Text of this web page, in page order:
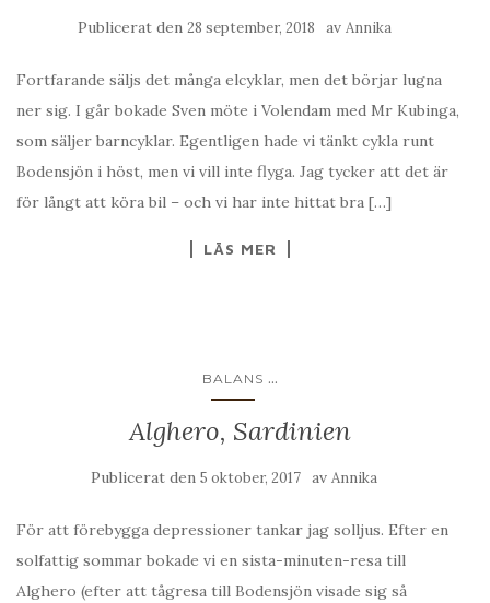
Publicerat den 28 september, 2018 av Annika
Fortfarande säljs det många elcyklar, men det börjar lugna
ner sig. I går bokade Sven möte i Volendam med Mr Kubinga,
som säljer barncyklar. Egentligen hade vi tänkt cykla runt
Bodensjön i höst, men vi vill inte flyga. Jag tycker att det är
för långt att köra bil – och vi har inte hittat bra […]
LÄS MER
BALANS ...
Alghero, Sardinien
Publicerat den 5 oktober, 2017 av Annika
För att förebygga depressioner tankar jag solljus. Efter en
solfattig sommar bokade vi en sista-minuten-resa till
Alghero (efter att tågresa till Bodensjön visade sig så